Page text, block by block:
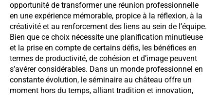
opportunité de transformer une réunion professionnelle
en une expérience mémorable, propice à la réflexion, à la
créativité et au renforcement des liens au sein de l’équipe.
Bien que ce choix nécessite une planification minutieuse
et la prise en compte de certains défis, les bénéfices en
termes de productivité, de cohésion et d’image peuvent
s’avérer considérables. Dans un monde professionnel en
constante évolution, le séminaire au château offre un
moment hors du temps, alliant tradition et innovation,